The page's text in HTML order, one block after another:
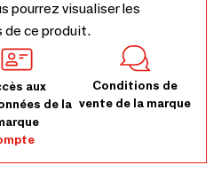
pourrez visualiser les
ce produit.
aux
de la
Conditions de
vente de la marque